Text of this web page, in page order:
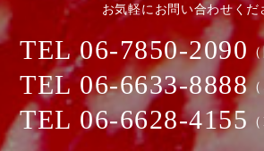
お気軽にお問い合わせくだ
TEL06-7850-2090
TEL06-6633-8888
TEL 06-6628-4155